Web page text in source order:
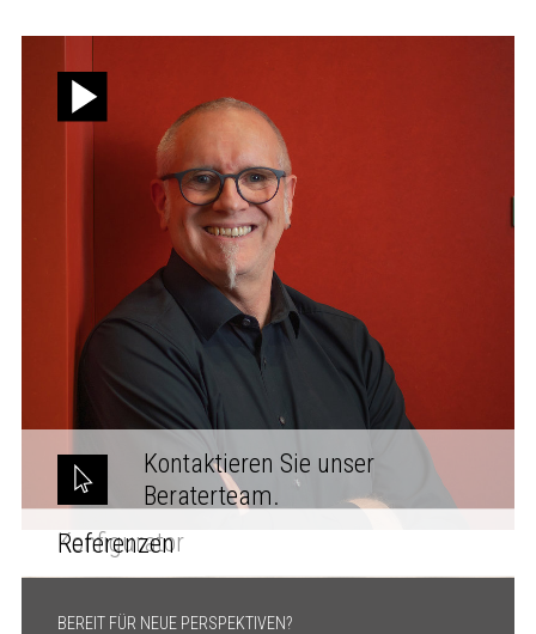
Kontaktieren Sie unser
Beraterteam.
Konfigurator
Referenzen
BEREIT FÜR NEUE PERSPEKTIVEN?